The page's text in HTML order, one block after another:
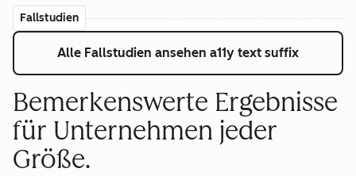
Fallstudien
Alle Fallstudien ansehen a11y text suffix
Bemerkenswerte Ergebnisse
für Unternehmen jeder
Größe.